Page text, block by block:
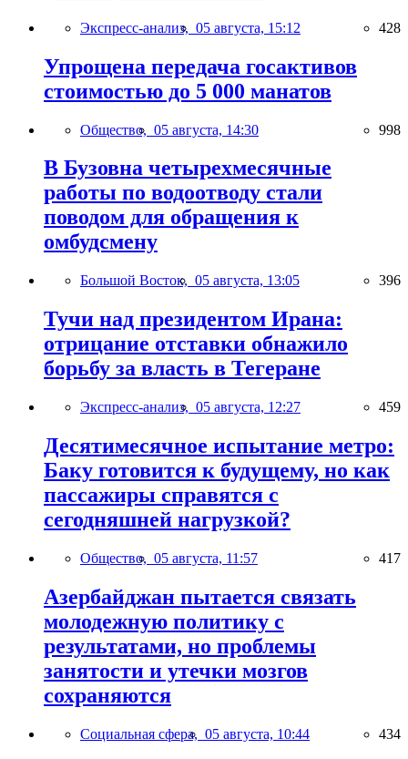
Экспресс-анализ, 05 августа, 15:12 428
Упрощена передача госактивов
стоимостью до 5 000 манатов
Общество, 05 августа, 14:30 998
В Бузовна четырехмесячные
работы по водоотводу стали
поводом для обращения к
омбудсмену
Большой Восток, 05 августа, 13:05 396
Тучи над президентом Ирана:
отрицание отставки обнажило
борьбу за власть в Тегеране
Экспресс-анализ, 05 августа, 12:27 459
Десятимесячное испытание метро:
Баку готовится к будущему, но как
пассажиры справятся с
сегодняшней нагрузкой?
Общество, 05 августа, 11:57 417
Азербайджан пытается связать
молодежную политику с
результатами, но проблемы
занятости и утечки мозгов
сохраняются
Социальная сфера, 05 августа, 10:44 434